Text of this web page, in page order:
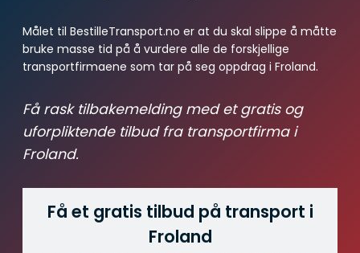
Målet til BestilleTransport.no er at du skal slippe å måtte
bruke masse tid på å vurdere alle de forskjellige
transportfirmaene som tar på seg oppdrag i Froland.
Få rask tilbakemelding med et gratis og
uforpliktende tilbud fra transportfirma i
Froland.
Få et gratis tilbud på transport i
Froland